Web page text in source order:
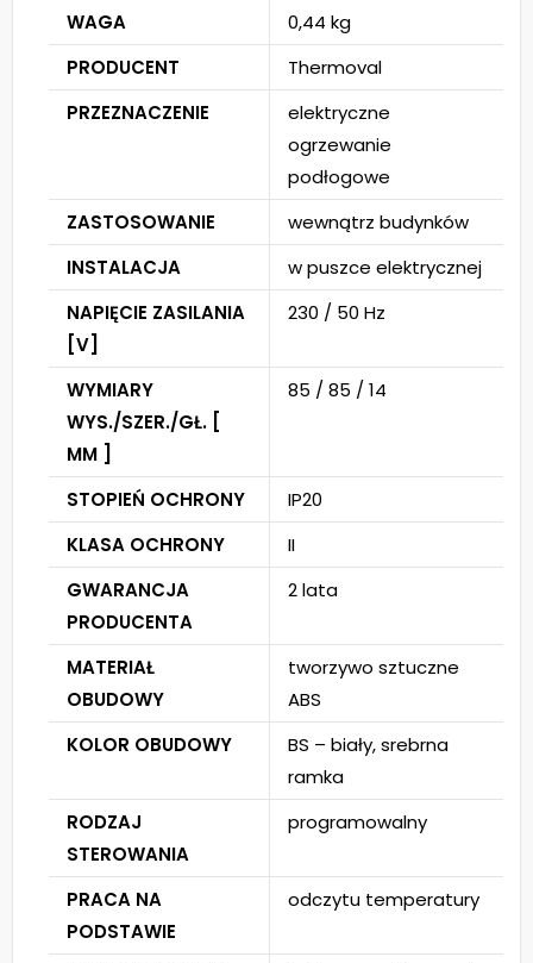
WAGA
0,44 kg
PRODUCENT
Thermoval
PRZEZNACZENIE
elektryczne
ogrzewanie
podłogowe
ZASTOSOWANIE
wewnątrz budynków
INSTALACJA
w puszce elektrycznej
NAPIĘCIE ZASILANIA
[V]
230 / 50 Hz
WYMIARY
WYS./SZER./GŁ. [
MM ]
85 / 85 / 14
STOPIEŃ OCHRONY
IP20
KLASA OCHRONY
II
GWARANCJA
PRODUCENTA
2 lata
MATERIAŁ
OBUDOWY
tworzywo sztuczne
ABS
KOLOR OBUDOWY
BS – biały, srebrna
ramka
RODZAJ
STEROWANIA
programowalny
PRACA NA
PODSTAWIE
odczytu temperatury